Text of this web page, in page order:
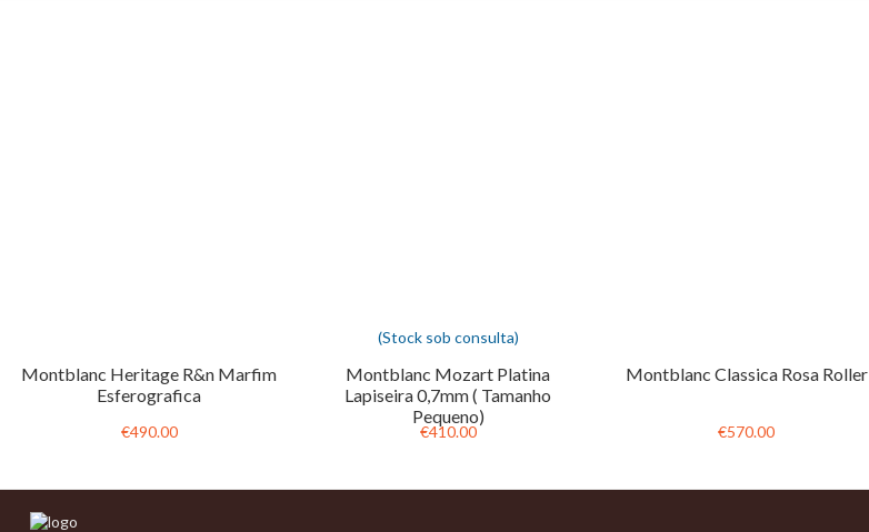
Montblanc Heritage R&n Marfim
Esferografica
€490.00
(Stock sob consulta)
Montblanc Mozart Platina
Lapiseira 0,7mm ( Tamanho
Pequeno)
€410.00
Montblanc Classica Rosa Roller
€570.00